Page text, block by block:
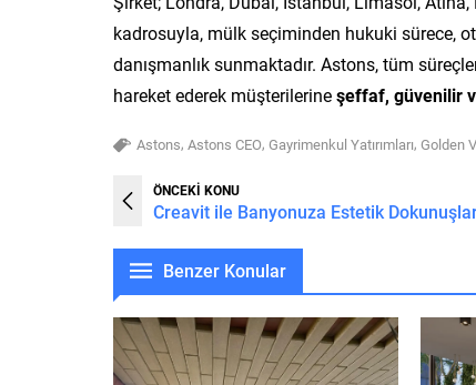
kadrosuyla, mülk seçiminden hukuki sürece,
danışmanlık sunmaktadır. Astons, tüm
hareket ederek müşterilerineşeffaf, güvenilir
Astons, Astons CEO, Gayrimenkul Yatırımları, Golden
ÖNCEKİ KONU
Creavit ile Banyonuza Estetik
Benzer Konular